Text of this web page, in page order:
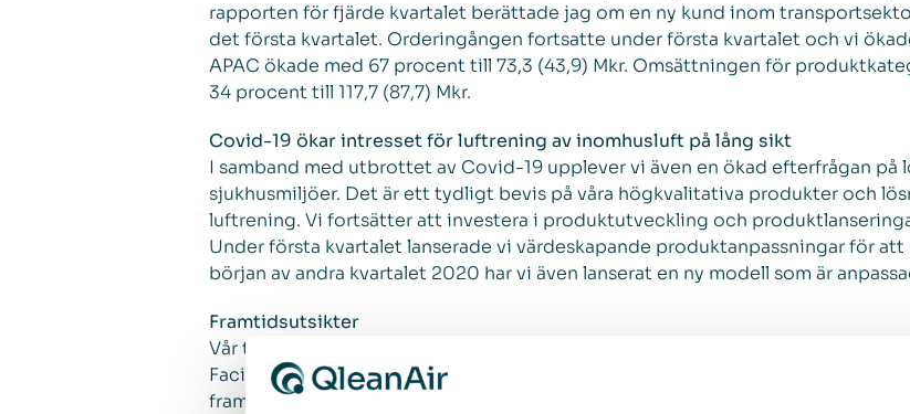
rapporten för fjärde kvartalet berättade jag om en ny kund inom
det första kvartalet. Orderingången fortsatte under första kvartalet och vi
APAC ökade med 67 procent till 73,3 (43,9) Mkr. Omsättningen för
34 procent till 117,7 (87,7) Mkr.
Covid-19 ökar intresset för luftrening av inomhusluft på lång sikt
I samband med utbrottet av Covid-19 upplever vi även en ökad efterfrågan på
sjukhusmiljöer. Det är ett tydligt bevis på våra högkvalitativa produkter och
luftrening. Vi fortsätter att investera i produktutveckling och
Under första kvartalet lanserade vi värdeskapande produktanpassningar för
början av andra kvartalet 2020 har vi även lanserat en ny modell som är
Framtidsutsikter
Vår tillväxtstrategi på lång sikt står fast med fokus på att utveckla våra nya
Facility Solutions, samtidigt som vi ser möjligheter att fortsätta att växa
framförallt APAC. I det kortare perspektivet påverkas vi som de flesta företag